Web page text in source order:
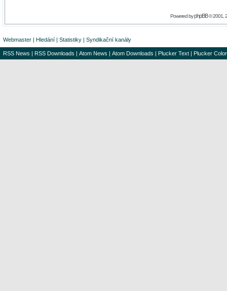
Powered byphpBB© 2001,
Webmaster | Hledání | Statistiky | Syndikační kanály
RSS News | RSS Downloads | Atom News | Atom Downloads | Plucker Text | Plucker Color